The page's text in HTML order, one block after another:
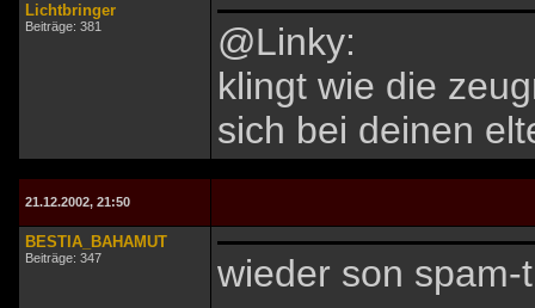
Lichtbringer
Beiträge: 381
@Linky:
klingt wie die
sich bei deinen
21.12.2002, 21:50
BESTIA_BAHAMUT
Beiträge: 347
wieder son